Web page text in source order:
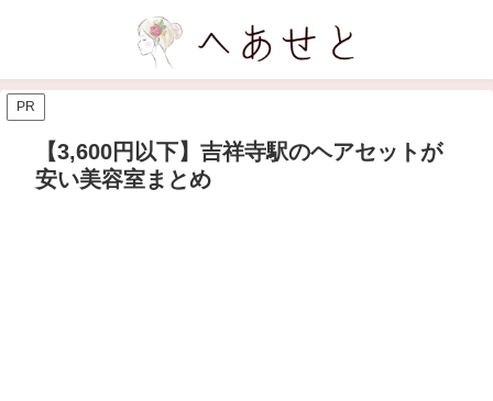
PR
【3,600円以下】吉祥寺駅のヘアセットが
安い美容室まとめ